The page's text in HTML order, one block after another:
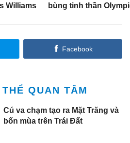
Williams
bùng tinh thần
Facebook
QUAN TÂM
Cú va chạm tạo ra Mặt Trăng và
bốn mùa trên Trái Đất